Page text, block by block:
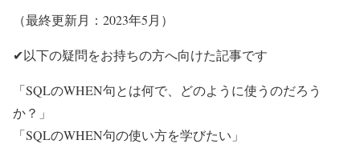
（最終更新月：2023年5月）
✔以下の疑問をお持ちの方へ向けた記事です
「SQLのWHEN句とは何で、どのように使うのだろう
か？」
「SQLのWHEN句の使い方を学びたい」